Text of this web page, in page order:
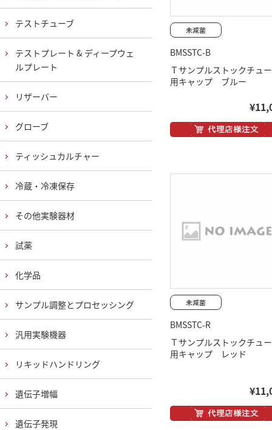
BMSSTC-B
Ｔサンプルストックチュ
用キャップ ブルー
BMSSTC-R
Ｔサンプルストックチュ
用キャップ レッド
テストチューブ
テストプレート & ディープウェ
ルプレート
リザーバー
グローブ
ティッシュカルチャー
冷蔵・冷凍保存
その他実験器材
試薬
化学品
サンプル調整とプロセッシング
汎用実験機器
リキッドハンドリング
遺伝子増幅
遺伝子発現